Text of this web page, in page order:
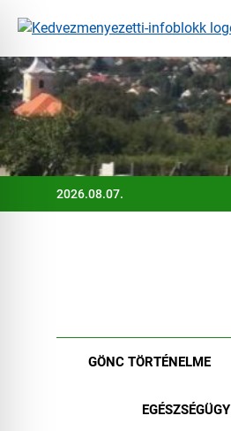
2026.08.07.
GÖNC TÖRTÉNELME
EGÉSZSÉGÜGY